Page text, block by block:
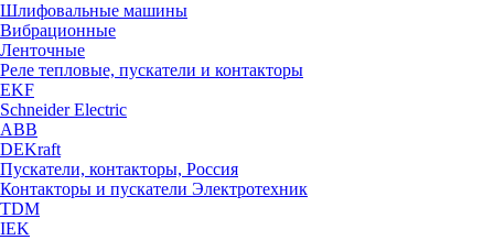
Шлифовальные машины
Вибрационные
Ленточные
Реле тепловые, пускатели и контакторы
EKF
Schneider Electric
ABB
DEKraft
Пускатели, контакторы, Россия
Контакторы и пускатели Электротехник
TDM
IEK